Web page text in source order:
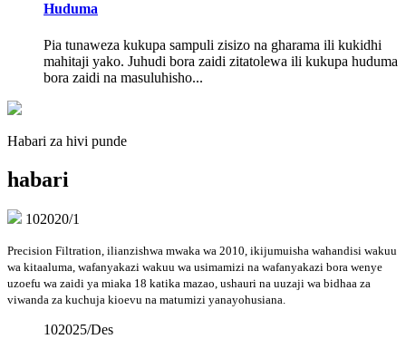
Huduma
Pia tunaweza kukupa sampuli zisizo na gharama ili kukidhi
mahitaji yako. Juhudi bora zaidi zitatolewa ili kukupa huduma
bora zaidi na masuluhisho...
Habari za hivi punde
habari
102020/1
Precision Filtration, ilianzishwa mwaka wa 2010, ikijumuisha wahandisi wakuu
wa kitaaluma, wafanyakazi wakuu wa usimamizi na wafanyakazi bora wenye
uzoefu wa zaidi ya miaka 18 katika mazao, ushauri na uuzaji wa bidhaa za
viwanda za kuchuja kioevu na matumizi yanayohusiana.
102025/Des